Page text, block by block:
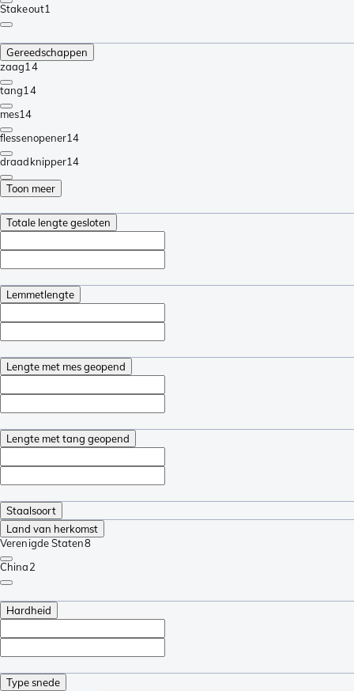
Stakeout1
Gereedschappen
zaag14
tang14
mes14
flessenopener14
draadknipper14
Toon meer
Totale lengte gesloten
Lemmetlengte
Lengte met mes geopend
Lengte met tang geopend
Staalsoort
Land van herkomst
Verenigde Staten8
China2
Hardheid
Type snede